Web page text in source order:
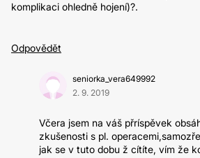
komplikaci ohledně hojení)?.
Odpovědět
seniorka_vera649992
2. 9. 2019
Včera jsem na váš přríspěvek
zkušenosti s pl.
jak se v tuto dobu ž cítíte, vím že